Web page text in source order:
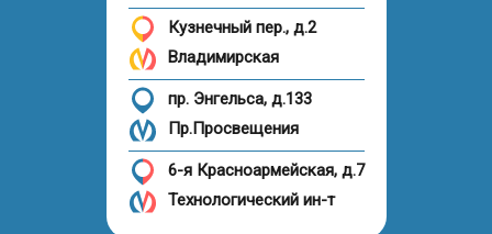
Кузнечный пер., д.2
Владимирская
пр. Энгельса, д.133
Пр.Просвещения
6-я Красноармейская, д.7
Технологический ин-т